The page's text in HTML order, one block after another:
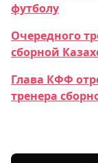
футболу
Очередного
сборной
Глава КФФ
тренера